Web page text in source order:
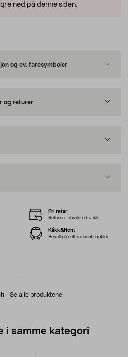
ned på denne siden.
og ev. faresymboler
og returer
- Se alle produktene
Fri retur
Returner til valgfri butikk
Klikk&Hent
Bestill på nett og hent i butikk
i samme kategori